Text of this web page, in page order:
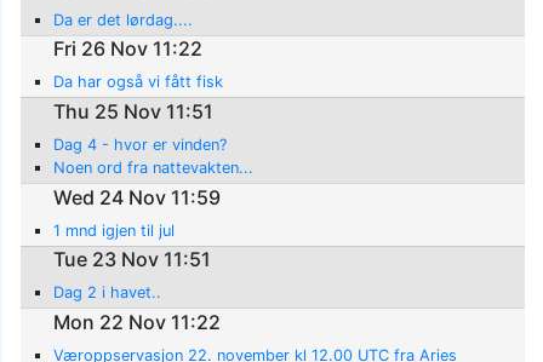
Da er det lørdag....
Fri 26 Nov 11:22
Da har også vi fått fisk
Thu 25 Nov 11:51
Dag 4 - hvor er vinden?
Noen ord fra nattevakten...
Wed 24 Nov 11:59
1 mnd igjen til jul
Tue 23 Nov 11:51
Dag 2 i havet..
Mon 22 Nov 11:22
Væroppservasjon 22. november kl 12.00 UTC fra Aries